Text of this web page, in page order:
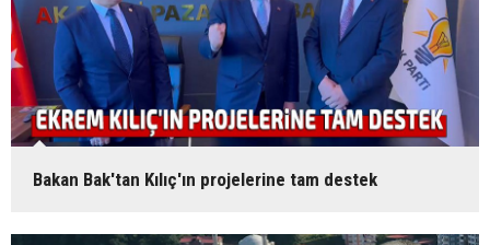
Bakan Bak'tan Kılıç'ın projelerine tam destek